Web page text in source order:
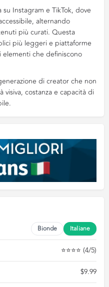
Instagram e TikTok, dove
alternando
più curati. Questa
più leggeri e piattaforme
elementi che definiscono
di creator che non
visiva, costanza e capacità di
Bionde Italiane
⭐⭐⭐⭐ (4/5)
$9.99